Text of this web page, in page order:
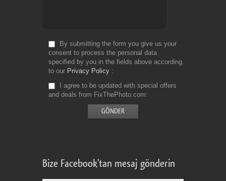
By submitting the form you give us your
consent to process the personal data
specified by you in the fields above according
to our Privacy Policy
I agree to be updated with special offers
and deals from FixThePhoto.com
Bize Facebook'tan mesaj gönderin